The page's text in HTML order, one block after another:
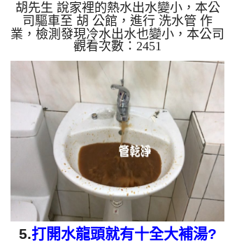
關西 南京路 清洗水管
胡先生 說家裡的熱水出水變小，本公
司驅車至 胡 公館，進行 洗水管 作
業，檢測發現冷水出水也變小，本公司
裝設 高周波水管清洗機，灌入 檸檬酸
至水管，等了約15分，開啟 水管清洗
機 ，啟動 脈衝波 模式，一洗水管就流
出咖啡色髒水，看起來就像是濃郁咖
啡，兩個多小時後，冷熱出水都恢復正
常了。 如是自來水，如水管老化，會
產生鐵鏽跟泥沙堆積，洗出來的水就會
是咖啡色，地下水含有氧化錳，管壁上
會結成黑色管垢，洗出來的水會跟石油
一樣黑，有些洗出綠色的水，是因為裡
面有銅的物質，生鏽產生銅綠，如是藍
色的水，...
觀看次數：2451
5.打開水龍頭就有十全大補湯?